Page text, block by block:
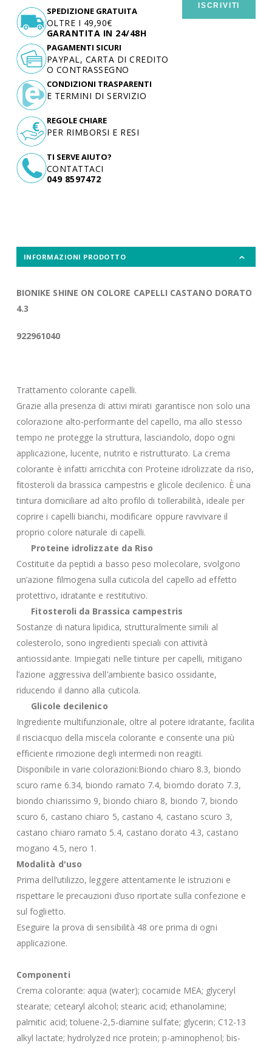
ISCRIVITI
SPEDIZIONE GRATUITA
OLTRE I 49,90€
GARANTITA IN 24/48H
TI SERVE AIUTO?
CONTATTACI
049 8597472
PAGAMENTI SICURI
PAYPAL, CARTA DI CREDITO
O CONTRASSEGNO
CONDIZIONI TRASPARENTI
E TERMINI DI SERVIZIO
REGOLE CHIARE
PER RIMBORSI E RESI
INFORMAZIONI PRODOTTO
BIONIKE SHINE ON COLORE CAPELLI CASTANO DORATO
4.3
922961040
Trattamento colorante capelli.
Grazie alla presenza di attivi mirati garantisce non solo una
colorazione alto-performante del capello, ma allo stesso
tempo ne protegge la struttura, lasciandolo, dopo ogni
applicazione, lucente, nutrito e ristrutturato. La crema
colorante è infatti arricchita con Proteine idrolizzate da riso,
fitosteroli da brassica campestris e glicole decilenico. È una
tintura domiciliare ad alto profilo di tollerabilità, ideale per
coprire i capelli bianchi, modificare oppure ravvivare il
proprio colore naturale di capelli.
Proteine idrolizzate da Riso
Costituite da peptidi a basso peso molecolare, svolgono
un’azione filmogena sulla cuticola del capello ad effetto
protettivo, idratante e restitutivo.
Fitosteroli da Brassica campestris
Sostanze di natura lipidica, strutturalmente simili al
colesterolo, sono ingredienti speciali con attività
antiossidante. Impiegati nelle tinture per capelli, mitigano
l’azione aggressiva dell’ambiente basico ossidante,
riducendo il danno alla cuticola.
Glicole decilenico
Ingrediente multifunzionale, oltre al potere idratante, facilita
il risciacquo della miscela colorante e consente una più
efficiente rimozione degli intermedi non reagiti.
Disponibile in varie colorazioni:Biondo chiaro 8.3, biondo
scuro rame 6.34, biondo ramato 7.4, biomdo dorato 7.3,
biondo chiarissimo 9, biondo chiaro 8, biondo 7, biondo
scuro 6, castano chiaro 5, castano 4, castano scuro 3,
castano chiaro ramato 5.4, castano dorato 4.3, castano
mogano 4.5, nero 1.
Modalità d'uso
Prima dell’utilizzo, leggere attentamente le istruzioni e
rispettare le precauzioni d’uso riportate sulla confezione e
sul foglietto.
Eseguire la prova di sensibilità 48 ore prima di ogni
applicazione.
Componenti
Crema colorante: aqua (water); cocamide MEA; glyceryl
stearate; cetearyl alcohol; stearic acid; ethanolamine;
palmitic acid; toluene-2,5-diamine sulfate; glycerin; C12-13
alkyl lactate; hydrolyzed rice protein; p-aminophenol; bis-